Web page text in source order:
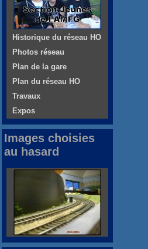
Historique du réseau HO
Photos réseau
Plan de la gare
Plan du réseau HO
Travaux
Expos
Images choisies
au hasard